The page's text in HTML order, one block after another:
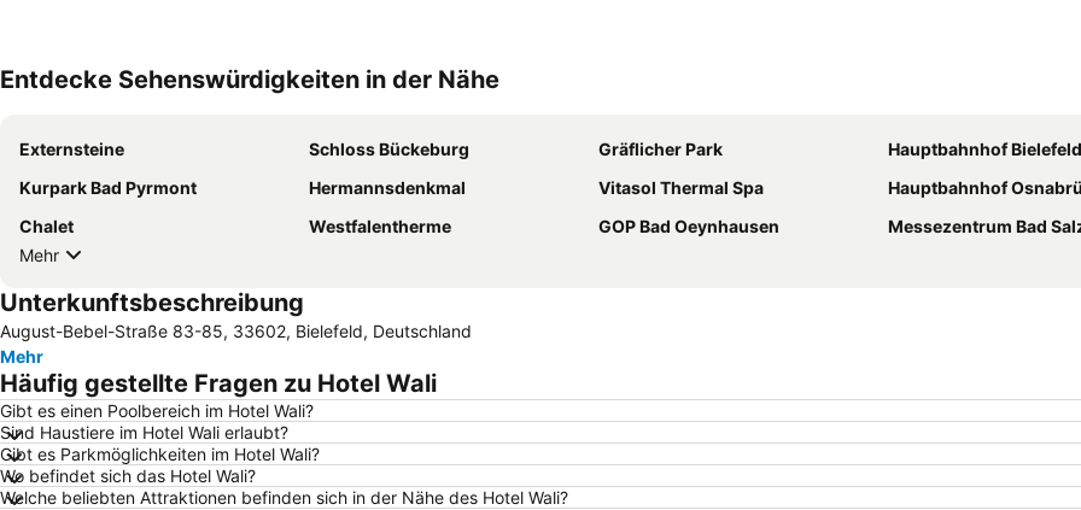
Entdecke Sehenswürdigkeiten in der Nähe
Externsteine Schloss Bückeburg Gräflicher Park
Hauptbahnhof Bielefeld
Kurpark Bad Pyrmont
Hermannsdenkmal Vitasol Thermal Spa
Hauptbahnhof
Chalet
Westfalentherme GOP Bad Oeynhausen
Messezentrum Bad
Mehr
Unterkunftsbeschreibung
August-Bebel-Straße 83-85, 33602, Bielefeld, Deutschland
Mehr
Häufig gestellte Fragen zu Hotel Wali
Gibt es einen Poolbereich im Hotel Wali?
Sind Haustiere im Hotel Wali erlaubt?
Gibt es Parkmöglichkeiten im Hotel Wali?
Wo befindet sich das Hotel Wali?
Welche beliebten Attraktionen befinden sich in der Nähe des Hotel Wali?